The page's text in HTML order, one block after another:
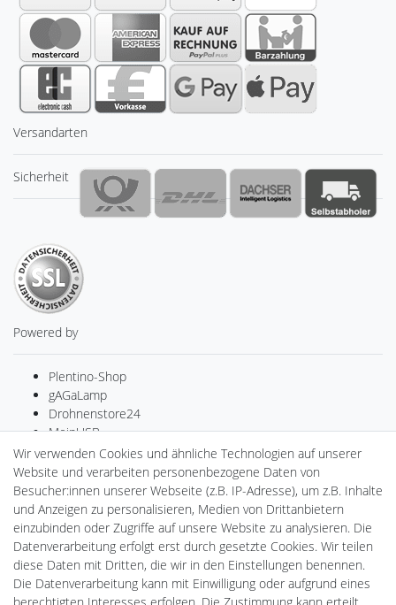
Versandarten
Sicherheit
Powered by
Plentino-Shop
gAGaLamp
Drohnenstore24
MeinUSB
Batteriespeicher
PlentiSolar
LED-RETROSHOP
Ledkauf
DEYESOLAR
Lightech Connect
CardanLight Europe
FORTIMO LEDs
Cardanlight-Shop
Wir verwenden Cookies und ähnliche Technologien auf unserer
Website und verarbeiten personenbezogene Daten von
Besucher:innen unserer Webseite (z.B. IP-Adresse), um z.B. Inhalte
und Anzeigen zu personalisieren, Medien von Drittanbietern
einzubinden oder Zugriffe auf unsere Website zu analysieren. Die
Datenverarbeitung erfolgt erst durch gesetzte Cookies. Wir teilen
diese Daten mit Dritten, die wir in den Einstellungen benennen.
Die Datenverarbeitung kann mit Einwilligung oder aufgrund eines